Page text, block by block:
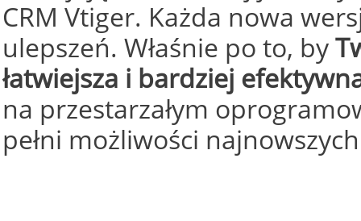
CUSTOMER RELATIONSHIP MANAGEMENT
czytaj więcej >>
Joomla! 3 Modules VinaGecko.com
CRM Vtiger. Każda nowa
ulepszeń. Właśnie po to, by
łatwiejsza i bardziej
na przestarzałym
pełni możliwości